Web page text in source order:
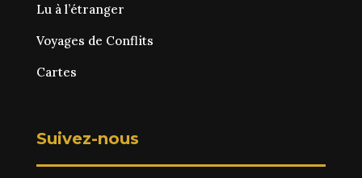
Lu à l’étranger
Voyages de Conflits
Cartes
Suivez-nous